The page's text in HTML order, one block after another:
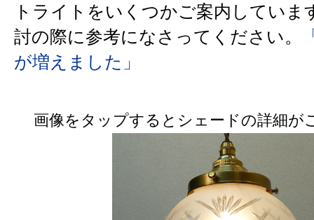
トライトをいくつかご案内していま
討の際に参考になさってください。
が増えました」
画像をタップするとシェードの詳細が